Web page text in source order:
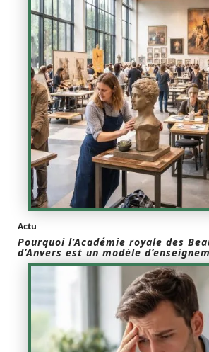
Actu
Pourquoi l’Académie royale des
d’Anvers est un modèle